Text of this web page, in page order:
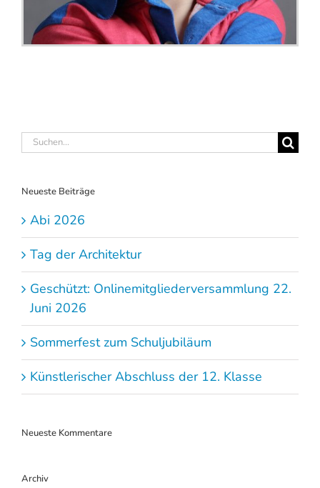
Suche
Neueste Beiträge
Abi 2026
Tag der Architektur
Geschützt: Onlinemitgliederversammlung 22.
Juni 2026
Sommerfest zum Schuljubiläum
Künstlerischer Abschluss der 12. Klasse
Neueste Kommentare
Archiv